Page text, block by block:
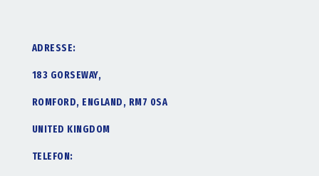
ADRESSE:
183 GORSEWAY,
ROMFORD, ENGLAND, RM7 0SA
UNITED KINGDOM
TELEFON: